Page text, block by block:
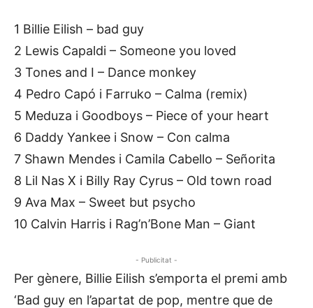
1 Billie Eilish – bad guy
2 Lewis Capaldi – Someone you loved
3 Tones and I – Dance monkey
4 Pedro Capó i Farruko – Calma (remix)
5 Meduza i Goodboys – Piece of your heart
6 Daddy Yankee i Snow – Con calma
7 Shawn Mendes i Camila Cabello – Señorita
8 Lil Nas X i Billy Ray Cyrus – Old town road
9 Ava Max – Sweet but psycho
10 Calvin Harris i Rag’n’Bone Man – Giant
- Publicitat -
Per gènere, Billie Eilish s’emporta el premi amb
‘Bad guy en l’apartat de pop, mentre que de